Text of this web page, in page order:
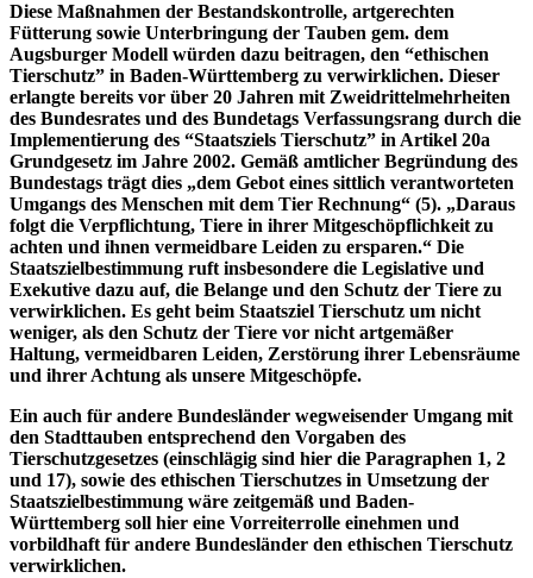
Diese Maßnahmen der Bestandskontrolle, artgerechten
Fütterung sowie Unterbringung der Tauben gem. dem
Augsburger Modell würden dazu beitragen, den “ethischen
Tierschutz” in Baden-Württemberg zu verwirklichen. Dieser
erlangte bereits vor über 20 Jahren mit Zweidrittelmehrheiten
des Bundesrates und des Bundetags Verfassungsrang durch die
Implementierung des “Staatsziels Tierschutz” in Artikel 20a
Grundgesetz im Jahre 2002. Gemäß amtlicher Begründung des
Bundestags trägt dies „dem Gebot eines sittlich verantworteten
Umgangs des Menschen mit dem Tier Rechnung“ (5). „Daraus
folgt die Verpflichtung, Tiere in ihrer Mitgeschöpflichkeit zu
achten und ihnen vermeidbare Leiden zu ersparen.“ Die
Staatszielbestimmung ruft insbesondere die Legislative und
Exekutive dazu auf, die Belange und den Schutz der Tiere zu
verwirklichen. Es geht beim Staatsziel Tierschutz um nicht
weniger, als den Schutz der Tiere vor nicht artgemäßer
Haltung, vermeidbaren Leiden, Zerstörung ihrer Lebensräume
und ihrer Achtung als unsere Mitgeschöpfe.
Ein auch für andere Bundesländer wegweisender Umgang mit
den Stadttauben entsprechend den Vorgaben des
Tierschutzgesetzes (einschlägig sind hier die Paragraphen 1, 2
und 17), sowie des ethischen Tierschutzes in Umsetzung der
Staatszielbestimmung wäre zeitgemäß und Baden-
Württemberg soll hier eine Vorreiterrolle einehmen und
vorbildhaft für andere Bundesländer den ethischen Tierschutz
verwirklichen.